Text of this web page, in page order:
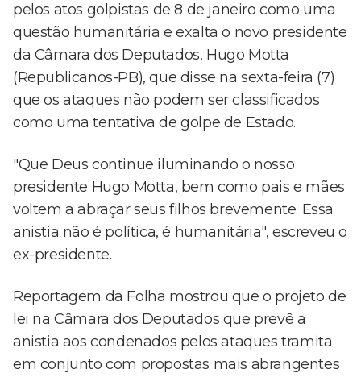
pelos atos golpistas de 8 de janeiro como uma
questão humanitária e exalta o novo presidente
da Câmara dos Deputados, Hugo Motta
(Republicanos-PB), que disse na sexta-feira (7)
que os ataques não podem ser classificados
como uma tentativa de golpe de Estado.
"Que Deus continue iluminando o nosso
presidente Hugo Motta, bem como pais e mães
voltem a abraçar seus filhos brevemente. Essa
anistia não é política, é humanitária", escreveu o
ex-presidente.
Reportagem da Folha mostrou que o projeto de
lei na Câmara dos Deputados que prevê a
anistia aos condenados pelos ataques tramita
em conjunto com propostas mais abrangentes